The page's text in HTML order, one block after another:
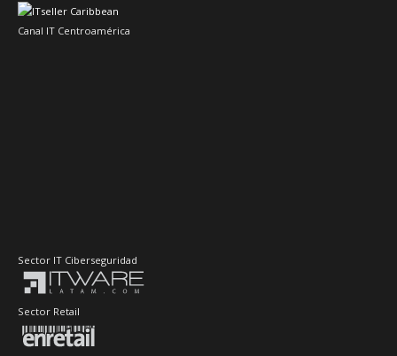
Canal IT Centroamérica
Sector IT Ciberseguridad
Sector Retail